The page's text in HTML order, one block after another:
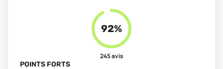
92%
245avis
POINTS FORTS